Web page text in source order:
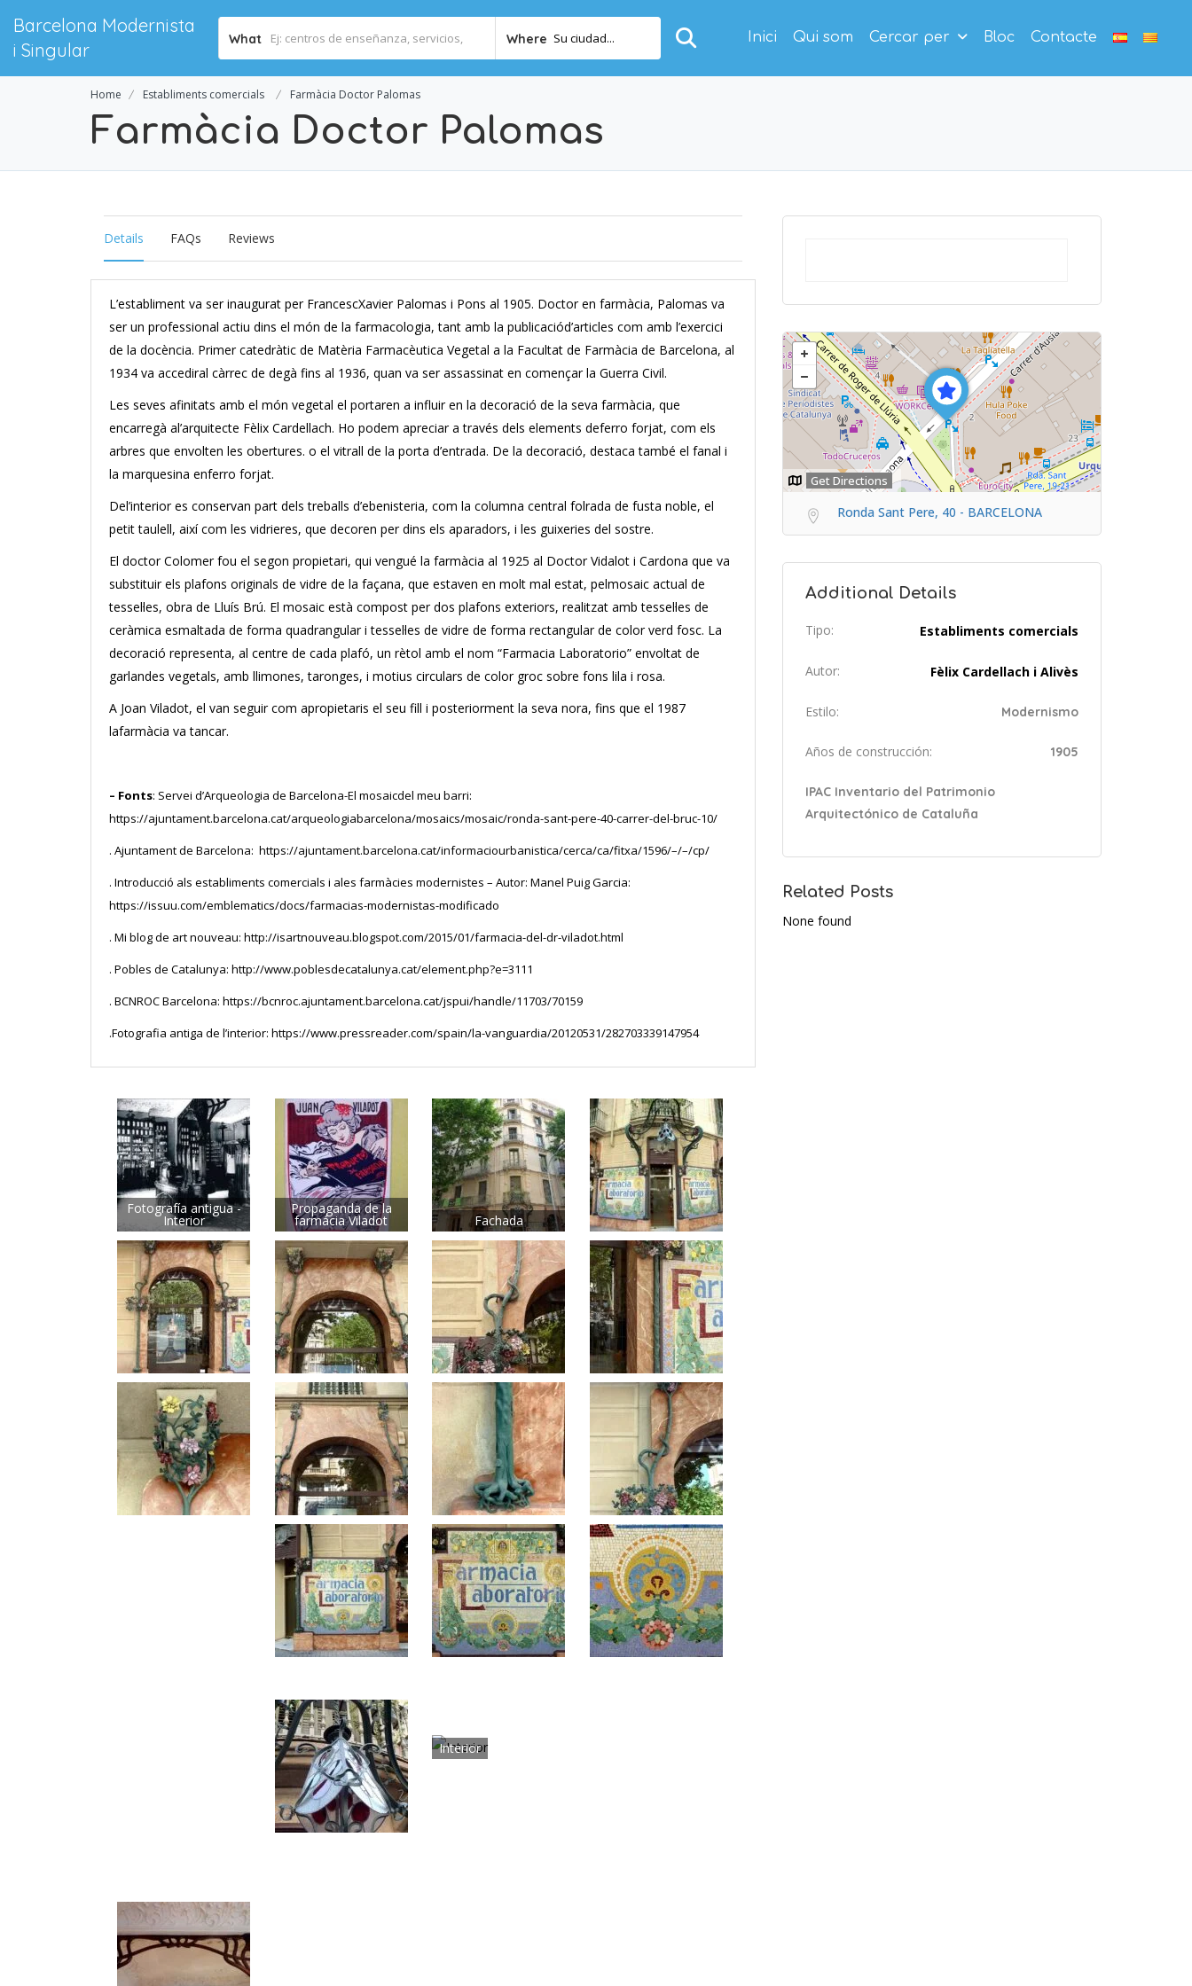
Barcelona Modernista
i Singular
What Where Su ciudad... Inici Qui som Cercar per Bloc Contacte
Home Establiments comercials Farmàcia Doctor Palomas
Farmàcia Doctor Palomas
Details FAQs Reviews
L’establiment va ser inaugurat per FrancescXavier Palomas i Pons al 1905. Doctor en farmàcia, Palomas va
ser un professional actiu dins el món de la farmacologia, tant amb la publicaciód’articles com amb l’exercici
de la docència. Primer catedràtic de Matèria Farmacèutica Vegetal a la Facultat de Farmàcia de Barcelona, al
1934 va accediral càrrec de degà fins al 1936, quan va ser assassinat en començar la Guerra Civil.
Les seves afinitats amb el món vegetal el portaren a influir en la decoració de la seva farmàcia, que
encarregà al’arquitecte Fèlix Cardellach. Ho podem apreciar a través dels elements deferro forjat, com els
arbres que envolten les obertures. o el vitrall de la porta d’entrada. De la decoració, destaca també el fanal i
la marquesina enferro forjat.
Del’interior es conservan part dels treballs d’ebenisteria, com la columna central folrada de fusta noble, el
petit taulell, així com les vidrieres, que decoren per dins els aparadors, i les guixeries del sostre.
El doctor Colomer fou el segon propietari, qui vengué la farmàcia al 1925 al Doctor Vidalot i Cardona que va
substituir els plafons originals de vidre de la façana, que estaven en molt mal estat, pelmosaic actual de
tessel·les, obra de Lluís Brú. El mosaic està compost per dos plafons exteriors, realitzat amb tessel·les de
ceràmica esmaltada de forma quadrangular i tessel·les de vidre de forma rectangular de color verd fosc. La
decoració representa, al centre de cada plafó, un rètol amb el nom “Farmacia Laboratorio” envoltat de
garlandes vegetals, amb llimones, taronges, i motius circulars de color groc sobre fons lila i rosa.
A Joan Viladot, el van seguir com apropietaris el seu fill i posteriorment la seva nora, fins que el 1987
lafarmàcia va tancar.
– Fonts: Servei d’Arqueologia de Barcelona-El mosaicdel meu barri:
https://ajuntament.barcelona.cat/arqueologiabarcelona/mosaics/mosaic/ronda-sant-pere-40-carrer-del-bruc-10/
. Ajuntament de Barcelona: https://ajuntament.barcelona.cat/informaciourbanistica/cerca/ca/fitxa/1596/–/–/cp/
. Introducció als establiments comercials i ales farmàcies modernistes – Autor: Manel Puig Garcia:
https://issuu.com/emblematics/docs/farmacias-modernistas-modificado
. Mi blog de art nouveau: http://isartnouveau.blogspot.com/2015/01/farmacia-del-dr-viladot.html
. Pobles de Catalunya: http://www.poblesdecatalunya.cat/element.php?e=3111
. BCNROC Barcelona: https://bcnroc.ajuntament.barcelona.cat/jspui/handle/11703/70159
.Fotografia antiga de l’interior: https://www.pressreader.com/spain/la-vanguardia/20120531/282703339147954
Fotografía antigua -
Interior
Propaganda de la
farmácia Viladot Fachada
Interior
Get Directions
Ronda Sant Pere, 40 - BARCELONA
Additional Details
Tipo: Establiments comercials
Autor: Fèlix Cardellach i Alivès
Estilo: Modernismo
Años de construcción: 1905
IPAC Inventario del Patrimonio
Arquitectónico de Cataluña
Related Posts
None found